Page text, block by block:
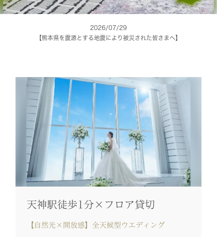
2026/07/29
【熊本県を震源とする地震により被災された皆さまへ】
天神駅徒歩1分×フロア貸切
【自然光×開放感】全天候型ウエディング